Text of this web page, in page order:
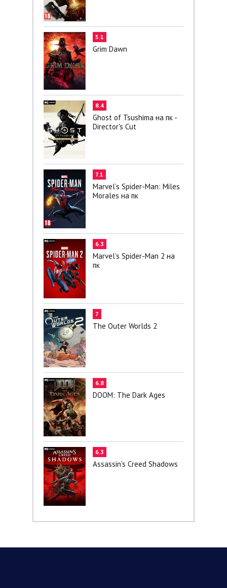
5.1
Grim Dawn
8.4
Ghost of Tsushima на пк -
Director's Cut
7.1
Marvel’s Spider-Man: Miles
Morales на пк
6.3
Marvel’s Spider-Man 2 на
пк
7
The Outer Worlds 2
6.8
DOOM: The Dark Ages
6.3
Assassin's Creed Shadows